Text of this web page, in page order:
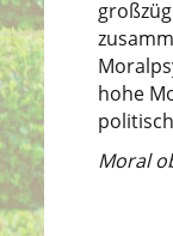
hohe
Moral